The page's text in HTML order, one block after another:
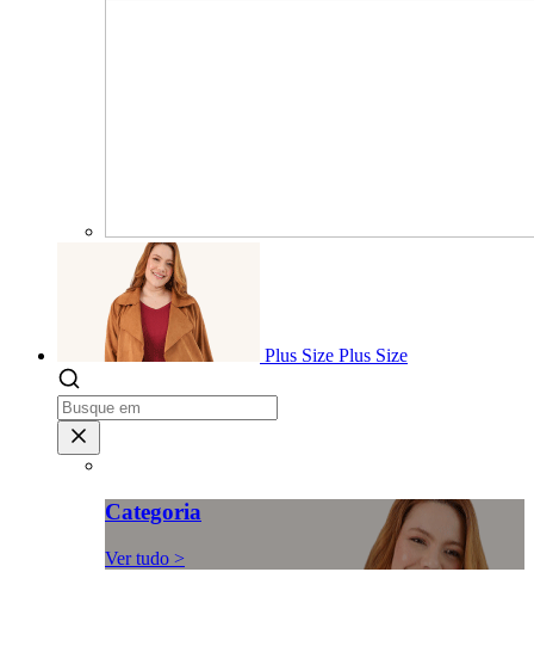
Plus Size Plus Size
Categoria
Ver tudo >